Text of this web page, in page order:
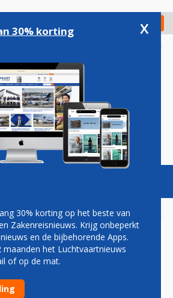
Check in
Podcasts Vacatures
A220'S EN
WAARONDER
30% korting x
30% korting op het beste van
Zakenreisnieuws. Krijg onbeperkt
en de bijbehorende Apps.
maanden het Luchtvaartnieuws
of op de mat.